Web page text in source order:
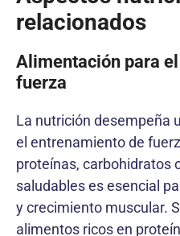
relacionados
Alimentación para
fuerza
La nutrición desempeña
el entrenamiento de
proteínas, carbohidratos
saludables es esencial
y crecimiento muscular.
alimentos ricos en